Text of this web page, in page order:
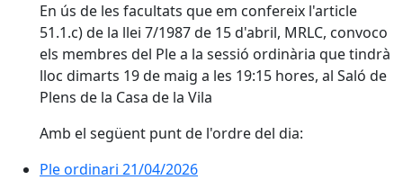
En ús de les facultats que em confereix l'article
51.1.c) de la llei 7/1987 de 15 d'abril, MRLC, convoco
els membres del Ple a la sessió ordinària que tindrà
lloc dimarts 19 de maig a les 19:15 hores, al Saló de
Plens de la Casa de la Vila
Amb el següent punt de l'ordre del dia:
Ple ordinari 21/04/2026
Ple ordinari 21/04/2026